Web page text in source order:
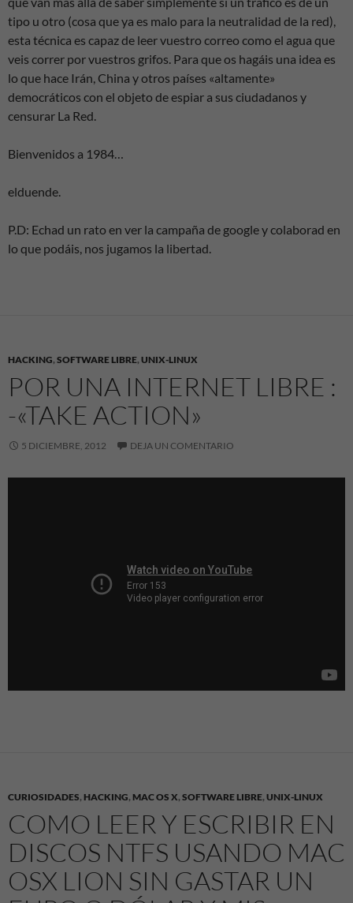
tipo u otro (cosa que ya es malo para la neutralidad de la red),
esta técnica es capaz de leer vuestro correo como el agua que
veis correr por vuestros grifos. Para que os hagáis una idea es
lo que hace Irán, China y otros países «altamente»
democráticos con el objeto de espiar a sus ciudadanos y
censurar La Red.
Bienvenidos a 1984…
elduende.
P.D: Echad un rato en ver la campaña de google y colaborad en
lo que podáis, nos jugamos la libertad.
HACKING, SOFTWARE LIBRE, UNIX-LINUX
POR UNA INTERNET LIBRE :
-«TAKE ACTION»
5 DICIEMBRE, 2012 DEJA UN COMENTARIO
CURIOSIDADES, HACKING, MAC OS X, SOFTWARE LIBRE, UNIX-LINUX
COMO LEER Y ESCRIBIR EN
DISCOS NTFS USANDO MAC
OSX LION SIN GASTAR UN